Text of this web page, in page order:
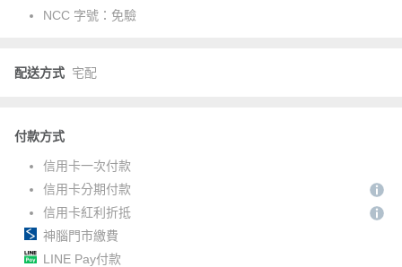
NCC 字號： 免驗
配送方式 宅配
付款方式
信用卡一次付款
信用卡分期付款
信用卡紅利折抵
神腦門市繳費
LINE Pay付款